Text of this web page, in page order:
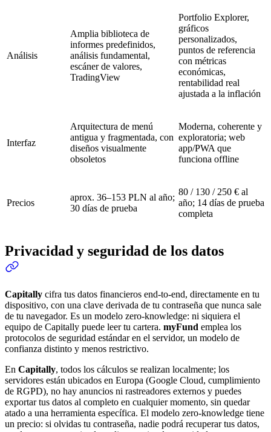
Análisis
Amplia biblioteca de
informes predefinidos,
análisis fundamental,
escáner de valores,
TradingView
Portfolio Explorer,
gráficos
personalizados,
puntos de referencia
con métricas
económicas,
rentabilidad real
ajustada a la inflación
Interfaz
Arquitectura de menú
antigua y fragmentada, con
diseños visualmente
obsoletos
Moderna, coherente y
exploratoria; web
app/PWA que
funciona offline
Precios
aprox. 36–153 PLN al año;
30 días de prueba
80 / 130 / 250 € al
año; 14 días de prueba
completa
Privacidad y seguridad de los datos
Capitally cifra tus datos financieros end-to-end, directamente en tu
dispositivo, con una clave derivada de tu contraseña que nunca sale
de tu navegador. Es un modelo zero-knowledge: ni siquiera el
equipo de Capitally puede leer tu cartera. myFund emplea los
protocolos de seguridad estándar en el servidor, un modelo de
confianza distinto y menos restrictivo.
En Capitally, todos los cálculos se realizan localmente; los
servidores están ubicados en Europa (Google Cloud, cumplimiento
de RGPD), no hay anuncios ni rastreadores externos y puedes
exportar tus datos al completo en cualquier momento, sin quedar
atado a una herramienta específica. El modelo zero-knowledge tiene
un precio: si olvidas tu contraseña, nadie podrá recuperar tus datos,